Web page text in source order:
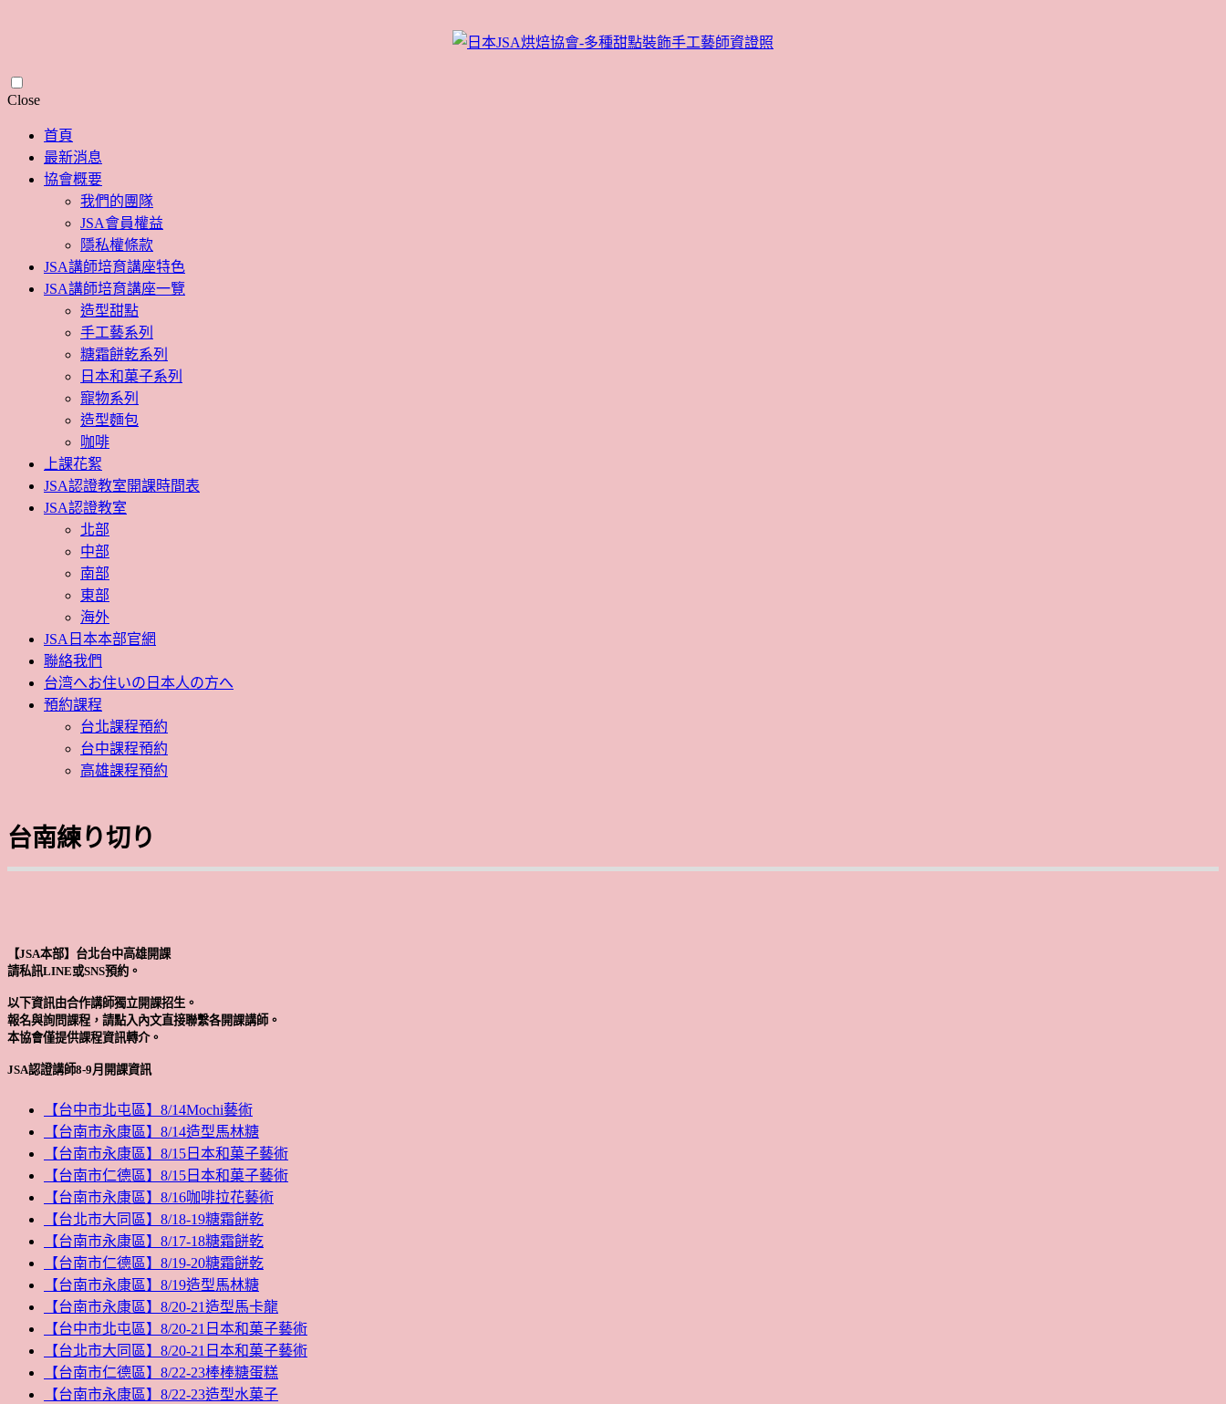
CloseSkip
content
首頁
最新消息
協會概要
我們的團隊
JSA會員權益
隱私權條款
JSA講師培育講座特色
JSA講師培育講座一覽
造型甜點
手工藝系列
糖霜餅乾系列
日本和菓子系列
寵物系列
造型麵包
咖啡
上課花絮
JSA認證教室開課時間表
JSA認證教室
北部
中部
南部
東部
海外
JSA日本本部官網
聯絡我們
台湾へお住いの日本人の方へ
預約課程
台北課程預約
台中課程預約
高雄課程預約
台南練り切り
【JSA本部】台北台中高雄開課
請私訊LINE或SNS預約。
以下資訊由合作講師獨立開課招生。
報名與詢問課程，請點入內文直接聯繫各開課講師。
本協會僅提供課程資訊轉介。
JSA認證講師8-9月開課資訊
【台中市北屯區】8/14Mochi藝術
【台南市永康區】8/14造型馬林糖
【台南市永康區】8/15日本和菓子藝術
【台南市仁德區】8/15日本和菓子藝術
【台南市永康區】8/16咖啡拉花藝術
【台北市大同區】8/18-19糖霜餅乾
【台南市永康區】8/17-18糖霜餅乾
【台南市仁德區】8/19-20糖霜餅乾
【台南市永康區】8/19造型馬林糖
【台南市永康區】8/20-21造型馬卡龍
【台中市北屯區】8/20-21日本和菓子藝術
【台北市大同區】8/20-21日本和菓子藝術
【台南市仁德區】8/22-23棒棒糖蛋糕
【台南市永康區】8/22-23造型水菓子